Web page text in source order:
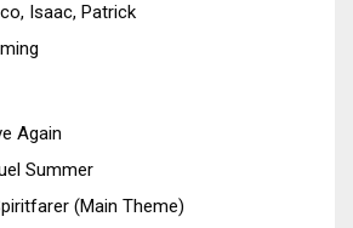
Isaac, Patrick
Again
Summer
(Main Theme)